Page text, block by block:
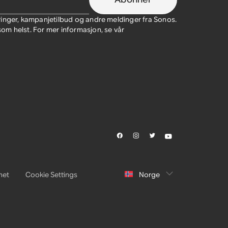
kampanjetilbud og andre meldinger fra Sonos.
helst. For mer informasjon, se vår
Cookie Settings Norge